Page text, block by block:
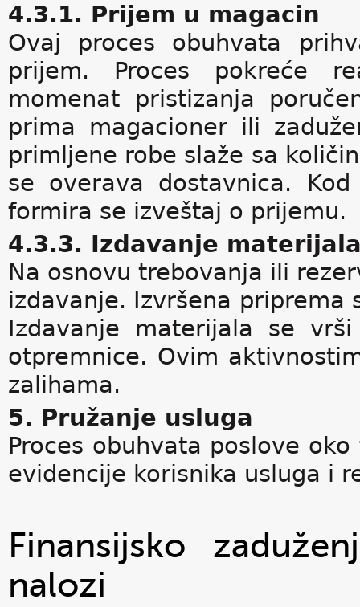
4.3.1. Prijem u magacin
Ovaj proces obuhvata
prijem. Proces pokreće
momenat pristizanja
prima magacioner ili
primljene robe slaže sa
se overava dostavnica.
formira se izveštaj o prijemu.
4.3.3. Izdavanje
Na osnovu trebovanja ili
izdavanje. Izvršena
Izdavanje materijala se
otpremnice. Ovim
zalihama.
5. Pružanje usluga
Proces obuhvata poslove
evidencije korisnika usluga i
Finansijsko
nalozi